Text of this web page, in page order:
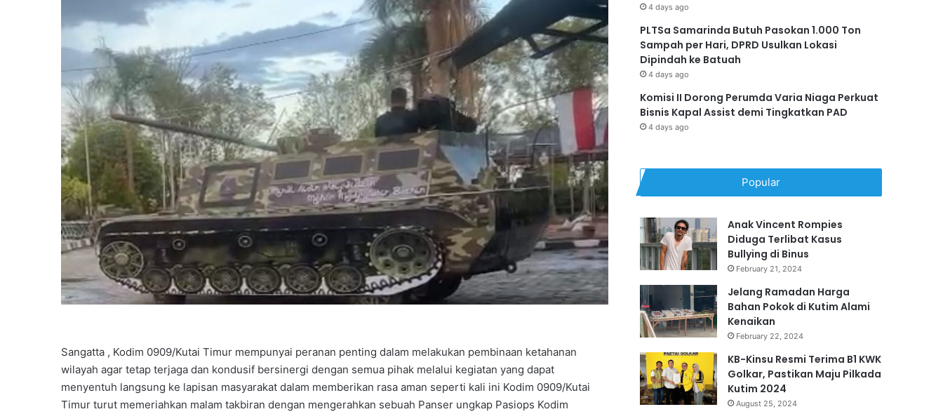
Sangatta , Kodim 0909/Kutai Timur mempunyai peranan penting dalam melakukan pembinaan ketahanan
wilayah agar tetap terjaga dan kondusif bersinergi dengan semua pihak melalui kegiatan yang dapat
menyentuh langsung ke lapisan masyarakat dalam memberikan rasa aman seperti kali ini Kodim 0909/Kutai
Timur turut memeriahkan malam takbiran dengan mengerahkan sebuah Panser ungkap Pasiops Kodim
4 days ago
PLTSa Samarinda Butuh Pasokan 1.000 Ton
Sampah per Hari, DPRD Usulkan Lokasi
Dipindah ke Batuah
4 days ago
Komisi II Dorong Perumda Varia Niaga Perkuat
Bisnis Kapal Assist demi Tingkatkan PAD
4 days ago
Popular
Anak Vincent Rompies
Diduga Terlibat Kasus
Bullying di Binus
February 21, 2024
Jelang Ramadan Harga
Bahan Pokok di Kutim Alami
Kenaikan
February 22, 2024
KB-Kinsu Resmi Terima B1 KWK
Golkar, Pastikan Maju Pilkada
Kutim 2024
August 25, 2024